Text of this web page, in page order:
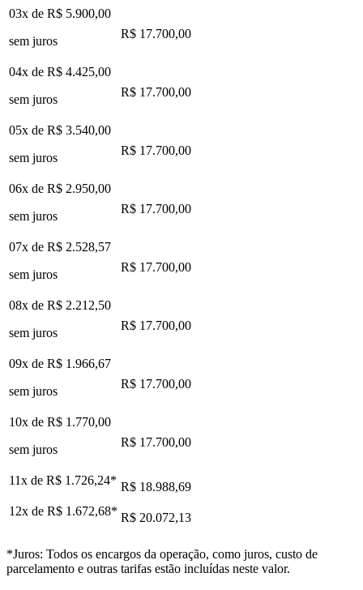
03x de R$ 5.900,00
sem juros
R$ 17.700,00
04x de R$ 4.425,00
sem juros
R$ 17.700,00
05x de R$ 3.540,00
sem juros
R$ 17.700,00
06x de R$ 2.950,00
sem juros
R$ 17.700,00
07x de R$ 2.528,57
sem juros
R$ 17.700,00
08x de R$ 2.212,50
sem juros
R$ 17.700,00
09x de R$ 1.966,67
sem juros
R$ 17.700,00
10x de R$ 1.770,00
sem juros
R$ 17.700,00
11x de R$ 1.726,24* R$ 18.988,69
12x de R$ 1.672,68* R$ 20.072,13
*Juros: Todos os encargos da operação, como juros, custo de
parcelamento e outras tarifas estão incluídas neste valor.